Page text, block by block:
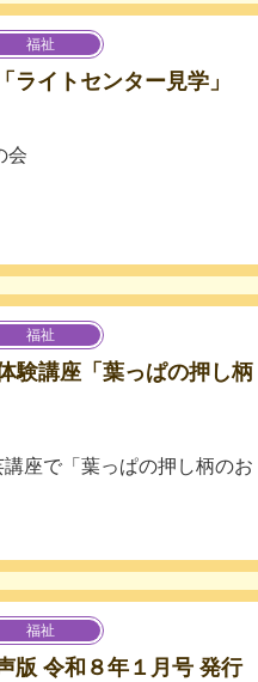
福祉
ライトセンター見学」
会
福祉
験講座「葉っぱの押し柄
座で「葉っぱの押し柄のお
福祉
版 令和８年１月号 発行